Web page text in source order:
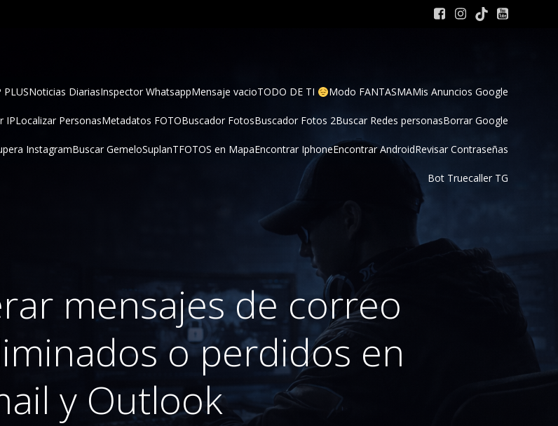
PLUSNoticias DiariasInspector WhatsappMensaje vacioTODO DE TI Modo FANTASMAMis Anuncios Google
IPLocalizar PersonasMetadatos FOTOBuscador FotosBuscador Fotos 2Buscar Redes personasBorrar Google
InstagramBuscar GemeloSuplanTFOTOS en MapaEncontrar IphoneEncontrar AndroidRevisar Contraseñas
Bot Truecaller TG
mensajes de correo
o perdidos en
y Outlook